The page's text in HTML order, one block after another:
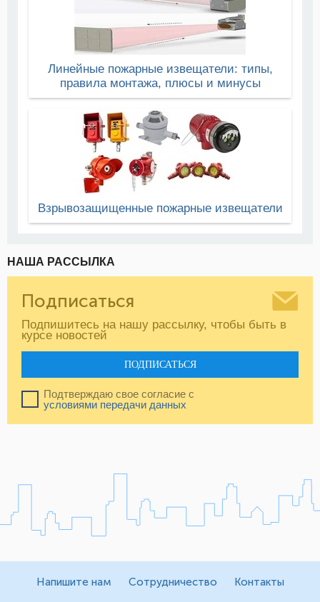
Линейные пожарные извещатели: типы,
правила монтажа, плюсы и минусы
Взрывозащищенные пожарные извещатели
НАША РАССЫЛКА
Подписаться
Подпишитесь на нашу рассылку, чтобы быть в
курсе новостей
ПОДПИСАТЬСЯ
Подтверждаю свое согласие с
условиями передачи данных
Напишите нам Сотрудничество Контакты